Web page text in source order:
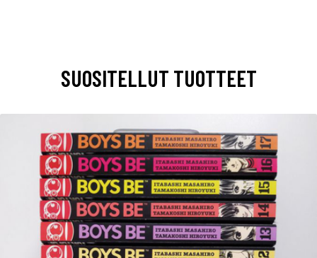
SUOSITELLUT TUOTTEET